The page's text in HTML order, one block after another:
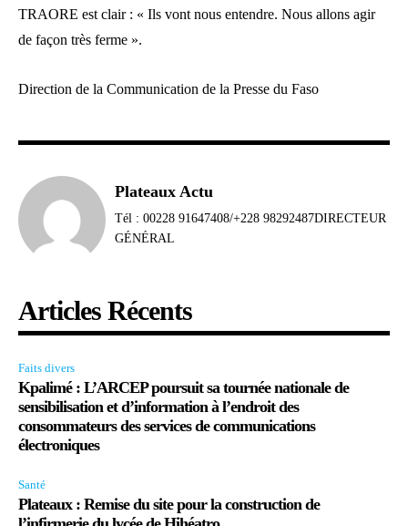
TRAORE est clair : « Ils vont nous entendre. Nous allons agir
de façon très ferme ».
Direction de la Communication de la Presse du Faso
Plateaux Actu
Tél : 00228 91647408/+228 98292487DIRECTEUR
GÉNÉRAL
Articles Récents
Faits divers
Kpalimé : L’ARCEP poursuit sa tournée nationale de
sensibilisation et d’information à l’endroit des
consommateurs des services de communications
électroniques
Santé
Plateaux : Remise du site pour la construction de